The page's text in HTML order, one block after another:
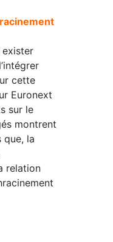
exister
cette
Euronext
sur le
montrent
que, la
relation